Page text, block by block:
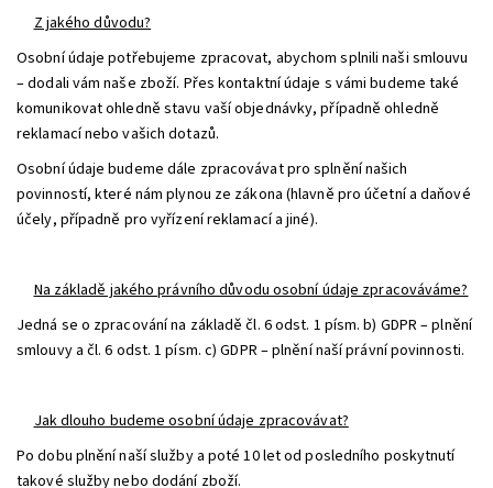
Z jakého důvodu?
Osobní údaje potřebujeme zpracovat, abychom splnili naši smlouvu
– dodali vám naše zboží. Přes kontaktní údaje s vámi budeme také
komunikovat ohledně stavu vaší objednávky, případně ohledně
reklamací nebo vašich dotazů.
Osobní údaje budeme dále zpracovávat pro splnění našich
povinností, které nám plynou ze zákona (hlavně pro účetní a daňové
účely, případně pro vyřízení reklamací a jiné).
Na základě jakého právního důvodu osobní údaje zpracováváme?
Jedná se o zpracování na základě čl. 6 odst. 1 písm. b) GDPR – plnění
smlouvy a čl. 6 odst. 1 písm. c) GDPR – plnění naší právní povinnosti.
Jak dlouho budeme osobní údaje zpracovávat?
Po dobu plnění naší služby a poté 10 let od posledního poskytnutí
takové služby nebo dodání zboží.